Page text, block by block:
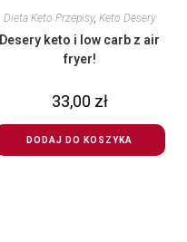
Dieta Keto Przepisy, Keto Desery
Desery keto i low carb z air
fryer!
33,00 zł
DODAJ DO KOSZYKA